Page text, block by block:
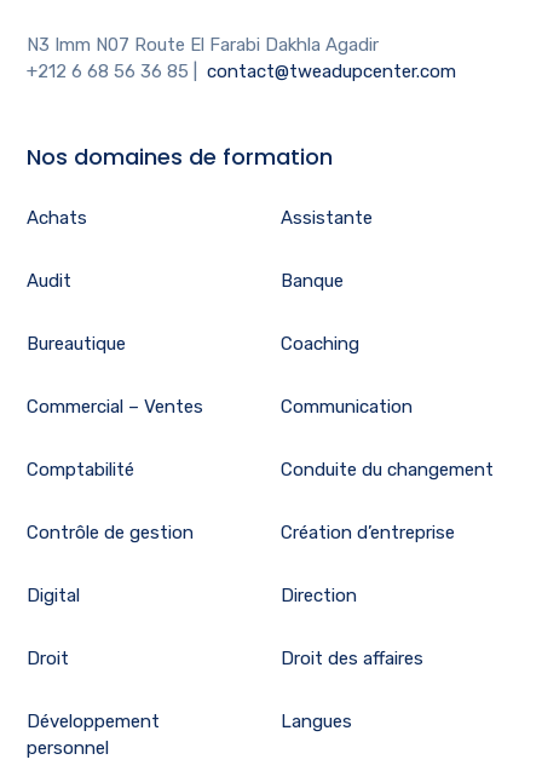
N3 Imm N07 Route El Farabi Dakhla Agadir
+212 6 68 56 36 85
|contact@tweadupcenter.com
Nos domaines de formation
Achats Assistante
Audit Banque
Bureautique Coaching
Commercial – Ventes Communication
Comptabilité Conduite du changement
Contrôle de gestion Création d’entreprise
Digital Direction
Droit Droit des affaires
Développement
personnel
Langues